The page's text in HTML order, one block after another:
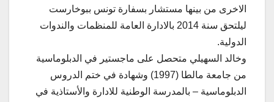
الاخرى من بينها مستشار بسفارة تونس ببوخارست
ليلتحق سنة 2014 بالادارة العامة للمنظمات والندوات
الدولية.
وخالد السهيلي متحصل على ماجستير في الدبلوماسية
من جامعة مالطا (1997) وشهادة في ختم الدروس
الدبلوماسية – بالمدرسة الوطنية للادارة والأستاذية في